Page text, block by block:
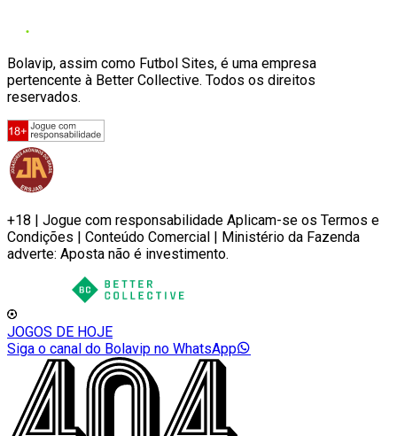
Bolavip, assim como Futbol Sites, é uma empresa
pertencente à Better Collective. Todos os direitos
reservados.
+18 | Jogue com responsabilidade Aplicam-se os Termos e
Condições | Conteúdo Comercial | Ministério da Fazenda
adverte: Aposta não é investimento.
JOGOS DE HOJE
Siga o canal do Bolavip no WhatsApp